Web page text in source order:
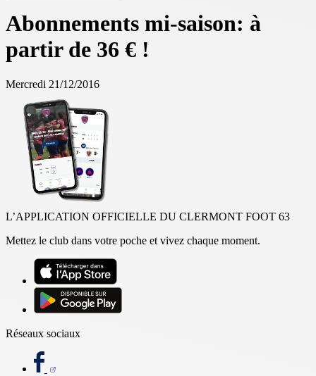
Abonnements mi-saison: à
partir de 36 € !
Mercredi 21/12/2016
L’APPLICATION OFFICIELLE DU CLERMONT FOOT 63
Mettez le club dans votre poche et vivez chaque moment.
Réseaux sociaux